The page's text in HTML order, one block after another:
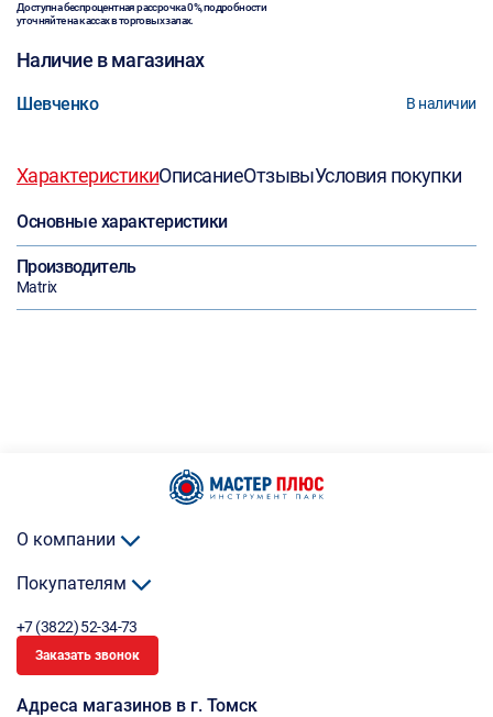
Доступна беспроцентная рассрочка 0%, подробности
уточняйте на кассах в торговых залах.
Наличие в магазинах
Шевченко В наличии
ХарактеристикиОписаниеОтзывыУсловия покупки
Основные характеристики
Производитель
Matrix
О компании
Покупателям
+7 (3822) 52-34-73
Заказать звонок
Адреса магазинов в г. Томск